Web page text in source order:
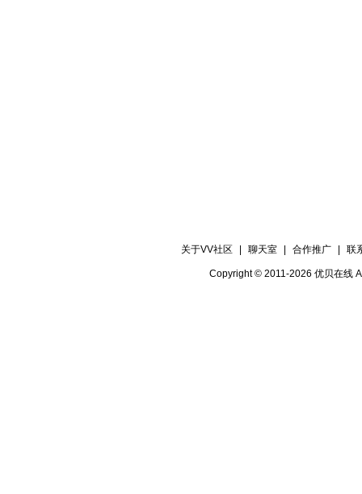
关于VV社区 聊天室 合作推广 联
Copyright © 2011-2026 优贝在线